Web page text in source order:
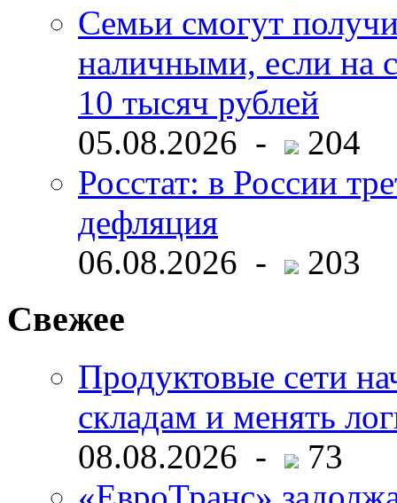
Семьи смогут
наличными, если на
10 тысяч рублей
05.08.2026 -
204
Росстат: в России
дефляция
06.08.2026 -
203
Свежее
Продуктовые сети
складам и менять
08.08.2026 -
73